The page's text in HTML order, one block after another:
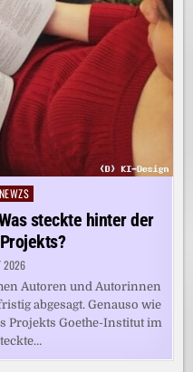
steckte hinter der
2026
Autoren und Autorinnen
abgesagt. Genauso wie
Projekts Goethe-Institut im